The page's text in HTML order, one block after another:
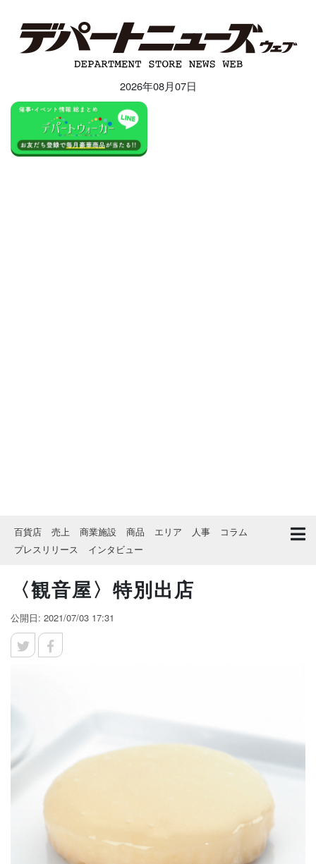
2026年08月07日
百貨店 売上 商業施設 商品 エリア 人事
コラム
プレスリリース
インタビュー
〈観音屋〉特別出店
公開日: 2021/07/03 17:31